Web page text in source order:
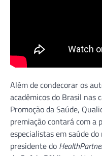
Além de condecorar os
acadêmicos do Brasil nas
Promoção da Saúde,
premiação contará com a
especialistas em saúde
presidente do